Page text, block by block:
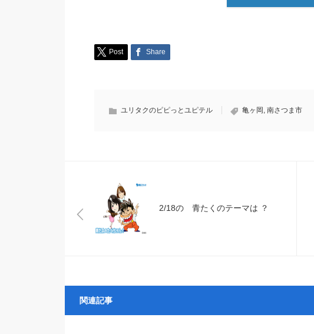
Post Share
ユリタクのピピっとユピテル 亀ヶ岡, 南さつま市
2/18の 青たくのテーマは ？
関連記事